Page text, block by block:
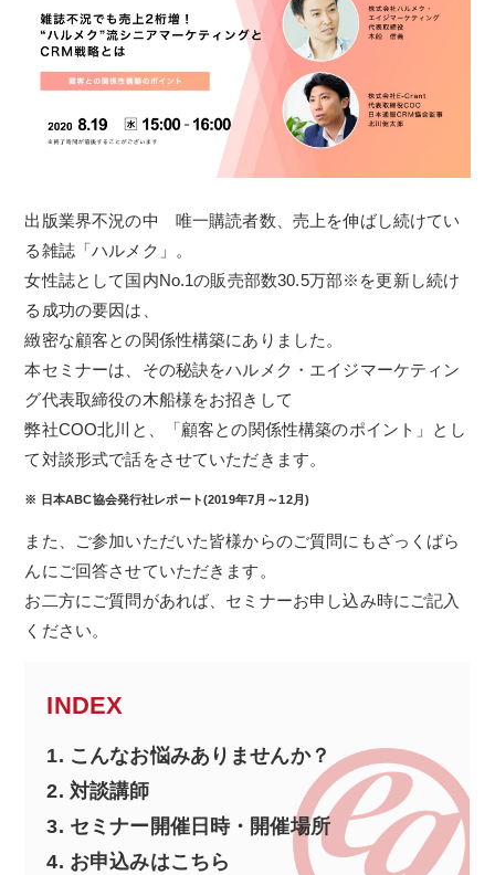
出版業界不況の中 唯一購読者数、売上を伸ばし続けてい
る雑誌「ハルメク」。
女性誌として国内No.1の販売部数30.5万部※を更新し続け
る成功の要因は、
緻密な顧客との関係性構築にありました。
本セミナーは、その秘訣をハルメク・エイジマーケティン
グ代表取締役の木船様をお招きして
弊社COO北川と、「顧客との関係性構築のポイント」とし
て対談形式で話をさせていただきます。
※ 日本ABC協会発行社レポート(2019年7月～12月)
また、ご参加いただいた皆様からのご質問にもざっくばら
んにご回答させていただきます。
お二方にご質問があれば、セミナーお申し込み時にご記入
ください。
INDEX
1. こんなお悩みありませんか？
2. 対談講師
3. セミナー開催日時・開催場所
4. お申込みはこちら